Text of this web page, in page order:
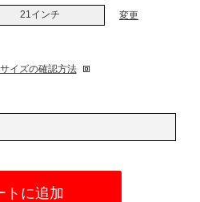
21インチ 変更
イズの確認方法
トに追加